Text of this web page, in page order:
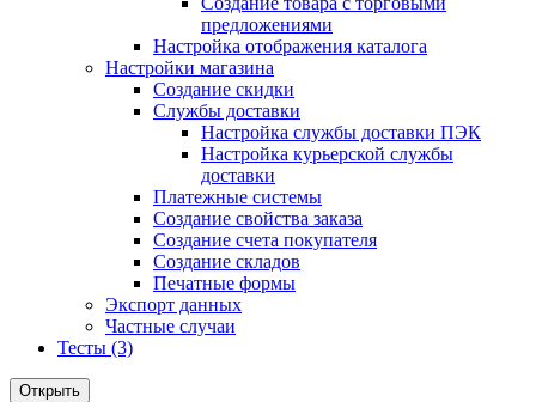
предложениями
Настройка отображения каталога
Настройки магазина
Создание скидки
Службы доставки
Настройка службы доставки ПЭК
Настройка курьерской службы
доставки
Платежные системы
Создание свойства заказа
Создание счета покупателя
Создание складов
Печатные формы
Экспорт данных
Частные случаи
Тесты (3)
Открыть